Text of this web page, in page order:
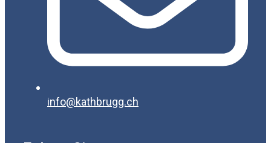
info@kathbrugg.ch